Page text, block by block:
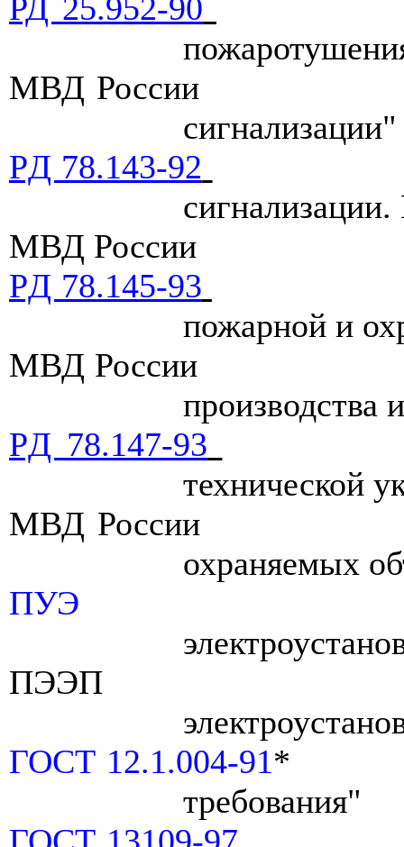
РД 25.952-90
МВД России
сигнализации"
PД 78.143-92
МВД России
PД 78.145-93
пожарной и
МВД России
производства
PД 78.147-93
технической
МВД России
охраняемых
ПУЭ
ПЭЭП
ГОСТ 12.1.004-91*
требования"